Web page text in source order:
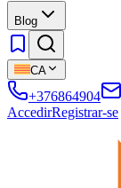
Blog
CA
+376864904
AccedirRegistrar-se